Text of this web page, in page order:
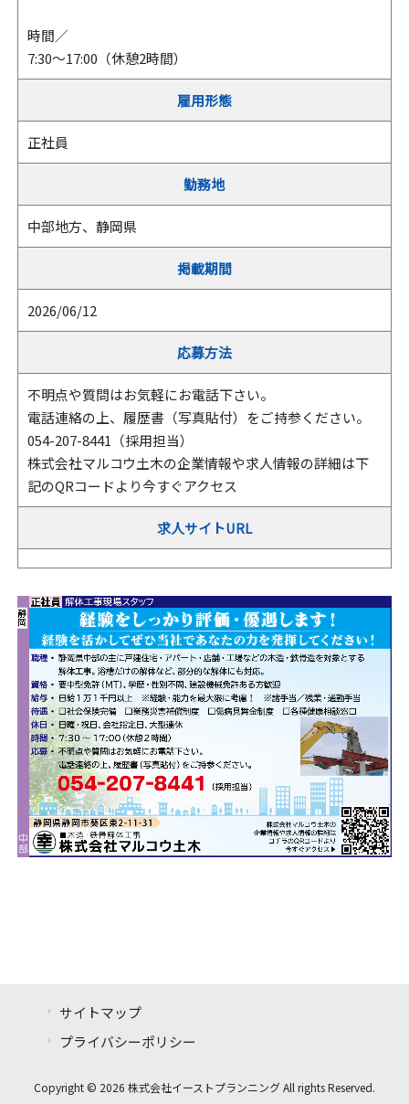
時間／
7:30～17:00（休憩2時間）
雇用形態
正社員
勤務地
中部地方、静岡県
掲載期間
2026/06/12
応募方法
不明点や質問はお気軽にお電話下さい。
電話連絡の上、履歴書（写真貼付）をご持参ください。
054-207-8441（採用担当）
株式会社マルコウ土木の企業情報や求人情報の詳細は下
記のQRコードより今すぐアクセス
求人サイトURL
サイトマップ
プライバシーポリシー
Copyright © 2026 株式会社イーストプランニング All rights Reserved.